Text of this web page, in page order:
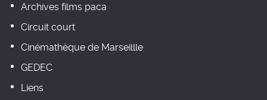
Archives films paca
Circuit court
Cinémathèque de Marseillle
GEDEC
Liens